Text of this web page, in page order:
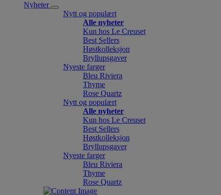
Nyheter
Nytt og populært
Alle nyheter
Kun hos Le Creuset
Best Sellers
Høstkolleksjon
Bryllupsgaver
Nyeste farger
Bleu Riviera
Thyme
Rose Quartz
Nytt og populært
Alle nyheter
Kun hos Le Creuset
Best Sellers
Høstkolleksjon
Bryllupsgaver
Nyeste farger
Bleu Riviera
Thyme
Rose Quartz